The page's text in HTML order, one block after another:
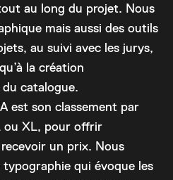
au long du projet. Nous
mais aussi des outils
au suivi avec les jurys,
la création
catalogue.
est son classement par
ou XL, pour offrir
un prix. Nous
typographie qui évoque les